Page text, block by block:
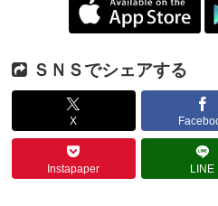
ＳＮＳでシェアする
X
Instapaper LINE